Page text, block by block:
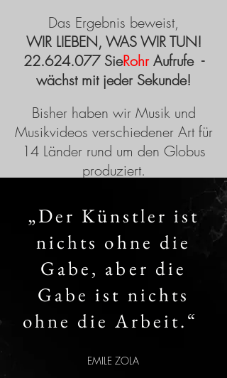
Das Ergebnis beweist,
WIR LIEBEN, WAS WIR TUN!
22.624.077SieRohrAufrufe -
wächst mit jeder Sekunde!
Bisher haben wir Musik und
Musikvideos verschiedener Art für
14 Länder rund um den Globus
produziert.
„Der Künstler ist
nichts ohne die
Gabe, aber die
Gabe ist nichts
ohne die Arbeit.“
EMILE ZOLA